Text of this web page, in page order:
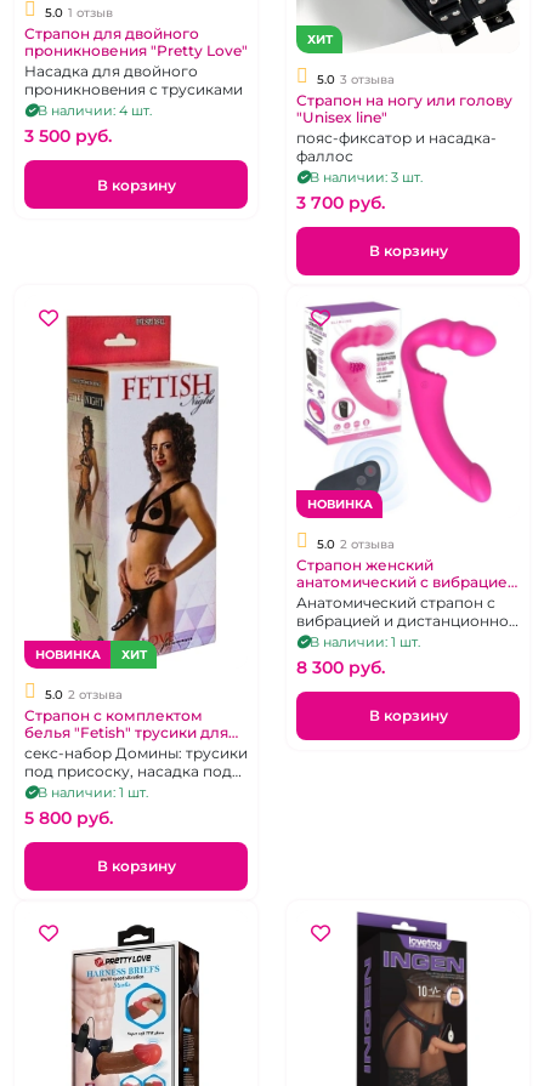
5.0 1 отзыв
Страпон для двойного
проникновения "Pretty Love"
Насадка для двойного
проникновения с трусиками
В наличии: 4 шт.
3 500 pуб.
В корзину
ХИТ
5.0 3 отзыва
Страпон на ногу или голову
"Unisex line"
пояс-фиксатор и насадка-
фаллос
В наличии: 3 шт.
3 700 pуб.
В корзину
НОВИНКА ХИТ
5.0 2 отзыва
Страпон с комплектом
белья "Fetish" трусики для
страпона с насадкой, лиф и
пэстисы
секс-набор Домины: трусики
под присоску, насадка под
кольцо и штырек, портупея и
В наличии: 1 шт.
5 800 pуб.
В корзину
НОВИНКА
5.0 2 отзыва
Страпон женский
анатомический с вибрацией
на беспроводном пульте
"SlimLine"
Анатомический страпон с
вибрацией и дистанционном
пультом
В наличии: 1 шт.
8 300 pуб.
В корзину